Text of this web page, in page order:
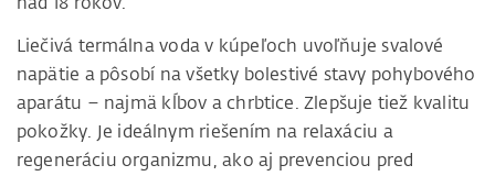
Liečivá termálna voda v kúpeľoch uvoľňuje svalové
napätie a pôsobí na všetky bolestivé stavy pohybového
aparátu – najmä kĺbov a chrbtice. Zlepšuje tiež kvalitu
pokožky. Je ideálnym riešením na relaxáciu a
regeneráciu organizmu, ako aj prevenciou pred